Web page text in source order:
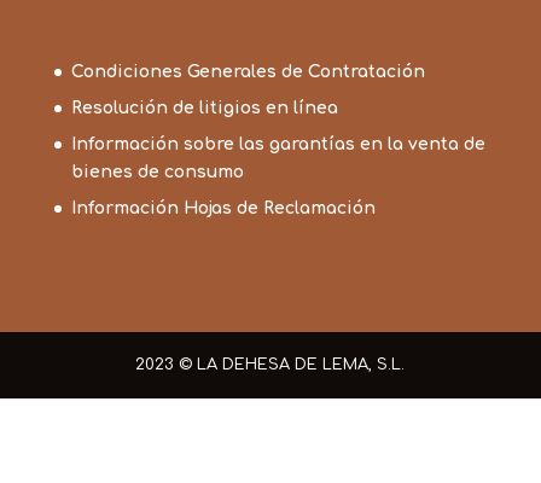
Condiciones Generales de Contratación
Resolución de litigios en línea
Información sobre las garantías en la venta de
bienes de consumo
Información Hojas de Reclamación
2023 © LA DEHESA DE LEMA, S.L.